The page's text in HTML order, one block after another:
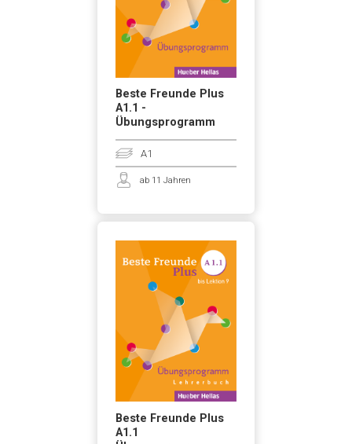
Beste Freunde Plus
A1.1 -
Übungsprogramm
A1
ab 11 Jahren
Beste Freunde Plus
A1.1